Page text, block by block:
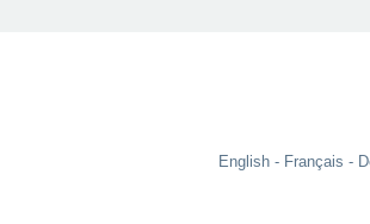
English Français